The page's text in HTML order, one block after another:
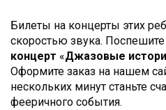
Билеты на концерты этих
скоростью звука. Поспешите
концерт «Джазовые
Оформите заказ на нашем
нескольких минут станьте
фееричного события.